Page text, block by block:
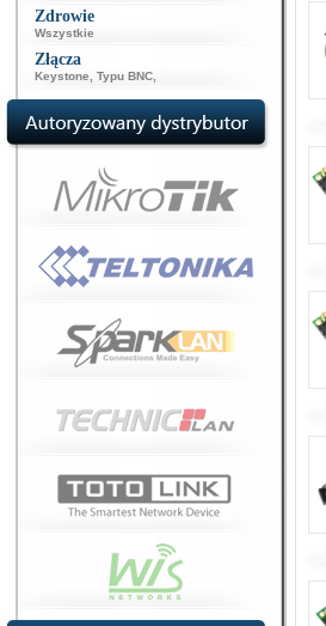
Zdrowie
Wszystkie
Złącza
Keystone Typu BNC